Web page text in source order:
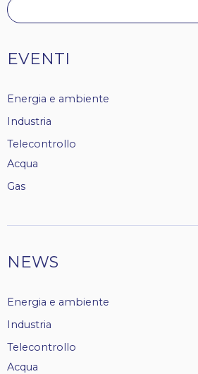
Tags
EVENTI
Energia e ambiente
Industria
Telecontrollo
Acqua
Gas
NEWS
Energia e ambiente
Industria
Telecontrollo
Acqua